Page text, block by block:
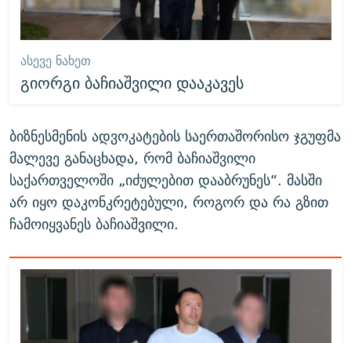
ᲐᲡᲔᲕᲔ ᲜᲐᲮᲔᲗ
გიორგი ბაჩიაშვილი დააკავეს
ბიზნესმენის ადვოკატების საერთაშორისო ჯგუფმა
მალევე განაცხადა, რომ ბაჩიაშვილი
საქართველოში „იძულებით დააბრუნეს“. მასში
არ იყო დაკონკრეტებული, როგორ და რა გზით
ჩამოიყვანეს ბაჩიაშვილი.